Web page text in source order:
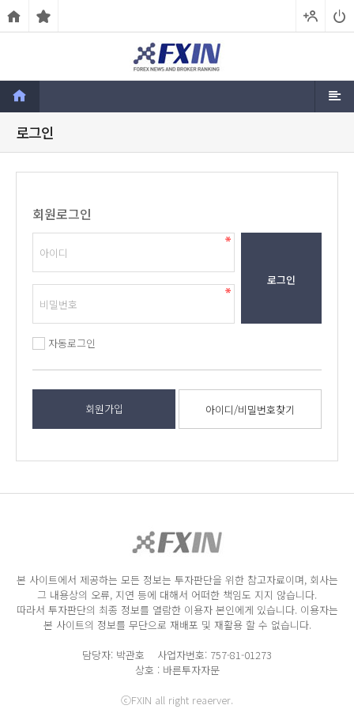
로그인
회원로그인
로그인
자동로그인
회원가입 아이디/비밀번호찾기
본 사이트에서 제공하는 모든 정보는 투자판단을 위한 참고자료이며, 회사는
그 내용상의 오류, 지연 등에 대해서 어떠한 책임도 지지 않습니다.
따라서 투자판단의 최종 정보를 열람한 이용자 본인에게 있습니다. 이용자는
본 사이트의 정보를 무단으로 재배포 및 재활용 할 수 없습니다.
담당자: 박관호 사업자번호: 757-81-01273
상호 : 바른투자자문
ⓒFXIN all right reaerver.